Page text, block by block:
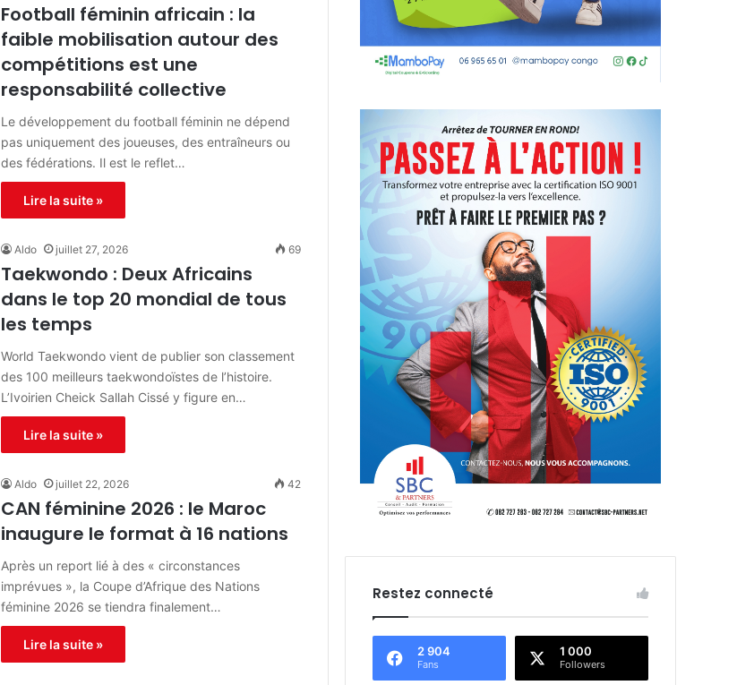
Football féminin africain : la
faible mobilisation autour des
compétitions est une
responsabilité collective
Le développement du football féminin ne dépend
pas uniquement des joueuses, des entraîneurs ou
des fédérations. Il est le reflet…
Lire la suite »
Aldo juillet 27, 2026 69
Taekwondo : Deux Africains
dans le top 20 mondial de tous
les temps
World Taekwondo vient de publier son classement
des 100 meilleurs taekwondoïstes de l’histoire.
L’Ivoirien Cheick Sallah Cissé y figure en…
Lire la suite »
Aldo juillet 22, 2026 42
CAN féminine 2026 : le Maroc
inaugure le format à 16 nations‎
Après un report lié à des « circonstances
imprévues », la Coupe d’Afrique des Nations
féminine 2026 se tiendra finalement…
Lire la suite »
Restez connecté
2 904
Fans
1 000
Followers